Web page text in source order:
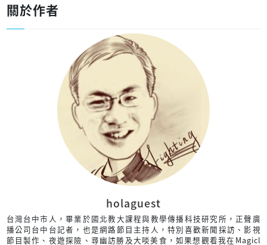
關於作者
holaguest
台灣台中市人，畢業於國北教大課程與教學傳播科技研究所，正聲廣
播公司台中台記者，也是網路節目主持人，特別喜歡新聞採訪、影視
節目製作、夜遊探險、尋幽訪勝及大啖美食，如果想觀看我在Magicl